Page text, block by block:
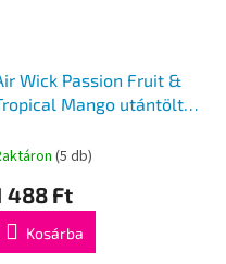
Wick Passion Fruit &
Mango utántöltő
(5 db)
488 Ft
Kosárba